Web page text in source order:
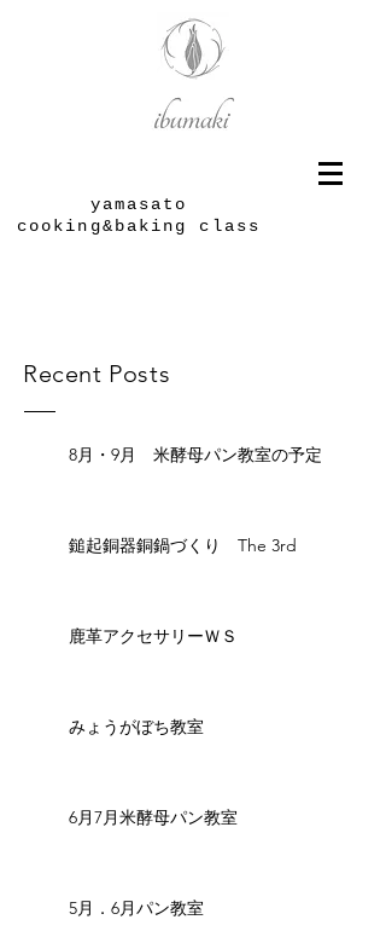
yamasato
cooking&baking class
Recent Posts
8月・9月 米酵母パン教室の予定
鎚起銅器銅鍋づくり The 3rd
鹿革アクセサリーＷＳ
みょうがぼち教室
6月7月米酵母パン教室
5月．6月パン教室